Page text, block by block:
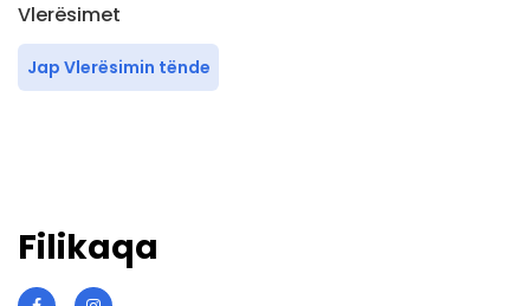
Vlerësimet
Jap Vlerësimin tënde
Filikaqa